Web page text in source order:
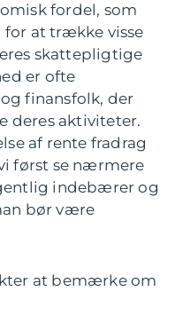
fordel, som
at trække visse
skattepligtige
er ofte
finansfolk, der
deres aktiviteter.
af rente fradrag
først se nærmere
indebærer og
bør være
at bemærke om